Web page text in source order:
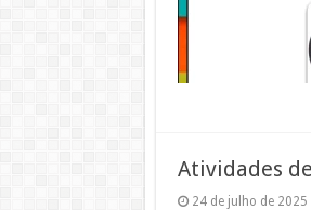
Atividades
24 de julho de 2025